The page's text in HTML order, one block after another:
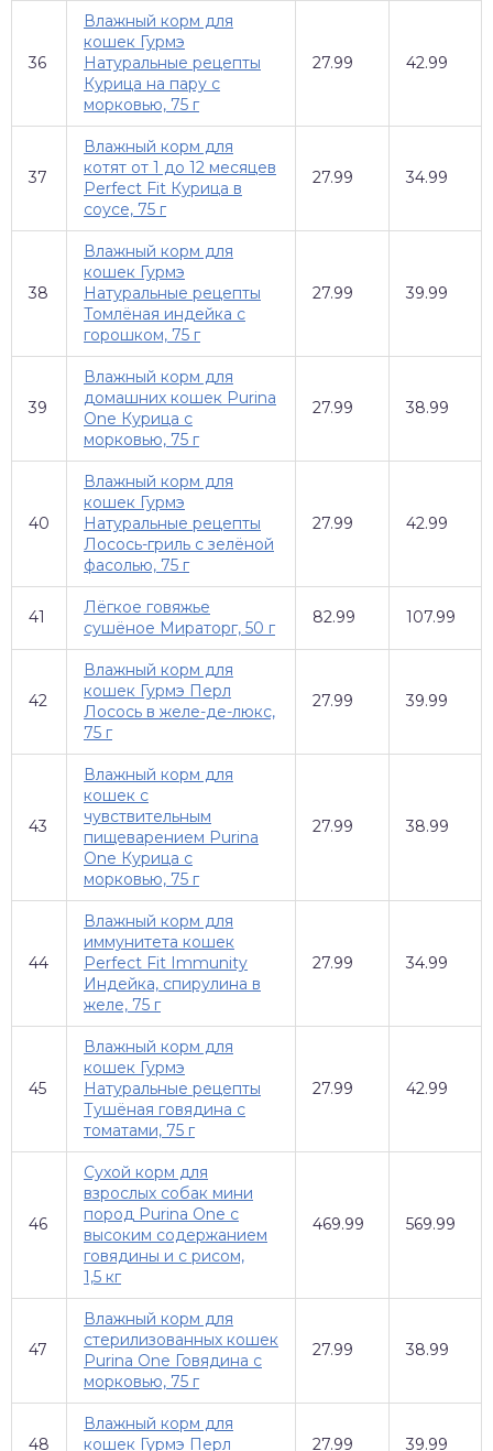
36
Влажный корм для
кошек Гурмэ
Натуральные рецепты
Курица на пару с
морковью, 75 г
27.99 42.99
37
Влажный корм для
котят от 1 до 12 месяцев
Perfect Fit Курица в
соусе, 75 г
27.99 34.99
38
Влажный корм для
кошек Гурмэ
Натуральные рецепты
Томлёная индейка с
горошком, 75 г
27.99 39.99
39
Влажный корм для
домашних кошек Purina
One Курица с
морковью, 75 г
27.99 38.99
40
Влажный корм для
кошек Гурмэ
Натуральные рецепты
Лосось-гриль с зелёной
фасолью, 75 г
27.99 42.99
41
Лёгкое говяжье
сушёное Мираторг, 50 г
82.99 107.99
42
Влажный корм для
кошек Гурмэ Перл
Лосось в желе-де-люкс,
75 г
27.99 39.99
43
Влажный корм для
кошек с
чувствительным
пищеварением Purina
One Курица с
морковью, 75 г
27.99 38.99
44
Влажный корм для
иммунитета кошек
Perfect Fit Immunity
Индейка, спирулина в
желе, 75 г
27.99 34.99
45
Влажный корм для
кошек Гурмэ
Натуральные рецепты
Тушёная говядина с
томатами, 75 г
27.99 42.99
46
Сухой корм для
взрослых собак мини
пород Purina One с
высоким содержанием
говядины и с рисом,
1,5 кг
469.99 569.99
47
Влажный корм для
стерилизованных кошек
Purina One Говядина с
морковью, 75 г
27.99 38.99
48
Влажный корм для
кошек Гурмэ Перл
27.99 39.99